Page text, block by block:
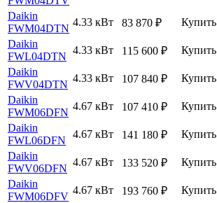
Daikin
FWM04DTN
4.33 кВт 83 870 ₽
Купить
Daikin
FWL04DTN
4.33 кВт 115 600 ₽
Купить
Daikin
FWV04DTN
4.33 кВт 107 840 ₽
Купить
Daikin
FWM06DFN
4.67 кВт 107 410 ₽
Купить
Daikin
FWL06DFN
4.67 кВт 141 180 ₽
Купить
Daikin
FWV06DFN
4.67 кВт 133 520 ₽
Купить
Daikin
FWM06DFV
4.67 кВт 193 760 ₽
Купить